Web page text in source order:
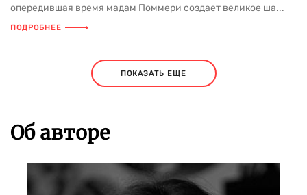
опередившая время мадам Поммери создает великое ша...
ПОДРОБНЕЕ
ПОКАЗАТЬ ЕЩЕ
Об авторе